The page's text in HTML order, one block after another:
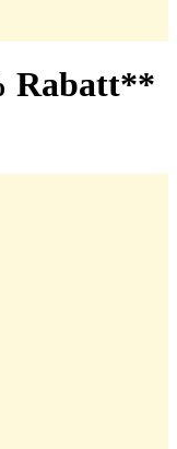
Rabatt**